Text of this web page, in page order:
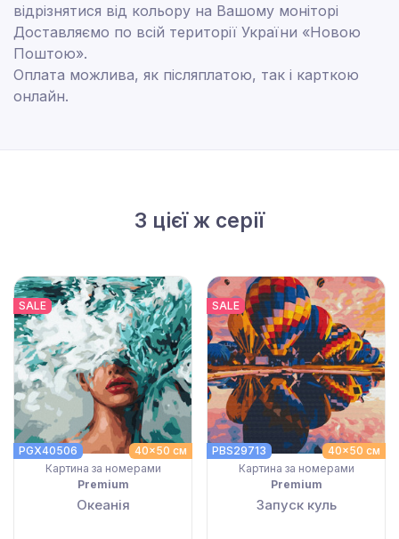
відрізнятися від кольору на Вашому моніторі
Доставляємо по всій території України «Новою
Поштою».
Оплата можлива, як післяплатою, так і карткою
онлайн.
З цієї ж серії
SALE
40x50 см
PGX40506
Картина за номерами
Premium
Океанія
SALE
40x50 см
PBS29713
Картина за номерами
Premium
Запуск куль